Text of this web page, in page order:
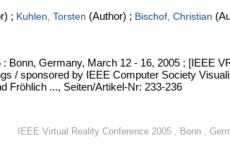
; Kuhlen, Torsten (Author) ; Bischof, Christian
Bonn, Germany, March 12 - 16, 2005 ; [IEEE
/ sponsored by IEEE Computer Society
Fröhlich ..., Seiten/Artikel-Nr: 233-236
IEEE Virtual Reality Conference 2005 , Bonn ,